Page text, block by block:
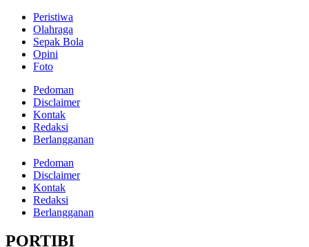
Peristiwa
Olahraga
Sepak Bola
Opini
Foto
Pedoman
Disclaimer
Kontak
Redaksi
Berlangganan
Pedoman
Disclaimer
Kontak
Redaksi
Berlangganan
PORTIBI